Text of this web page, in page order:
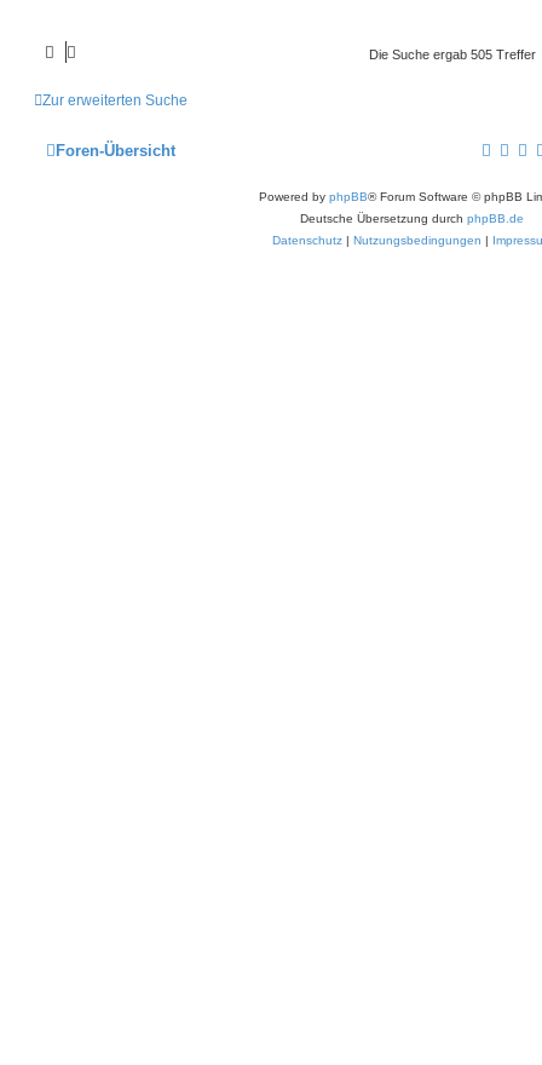
Die Suche ergab 505 Treffer
Zur erweiterten Suche
Foren-Übersicht
Powered by phpBB® Forum Software © phpBB
Deutsche Übersetzung durch phpBB.de
Datenschutz| Nutzungsbedingungen |